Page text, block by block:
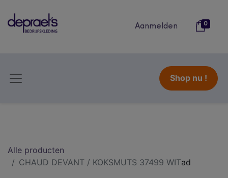
Aanmelden 0
Shop nu !
Alle producten
CHAUD DEVANT / KOKSMUTS 37499 WITad